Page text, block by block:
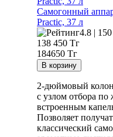
Самогонный
Practic, 37 л
4.8 |
138 450 Тг
184650 Тг
2-дюймовый
с узлом отбора по
встроенным
Позволяет
классический